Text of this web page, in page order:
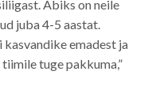
Abiks on neile
juba 4-5 aastat.
emadest ja
tuge pakkuma,”